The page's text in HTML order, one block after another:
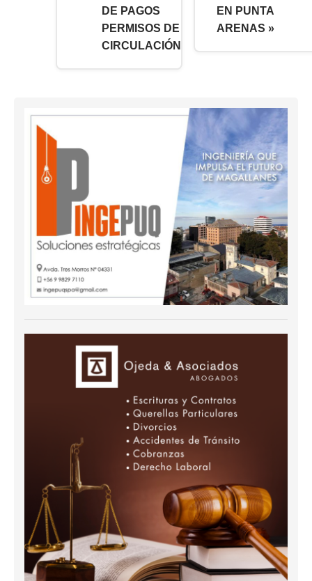
DE PAGOS
PERMISOS DE
CIRCULACIÓN
EN PUNTA
ARENAS »